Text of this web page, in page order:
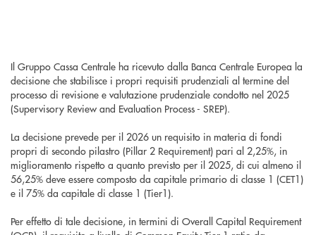
Il Gruppo Cassa Centrale ha ricevuto dalla Banca Centrale Europea la
decisione che stabilisce i propri requisiti prudenziali al termine del
processo di revisione e valutazione prudenziale condotto nel 2025
(Supervisory Review and Evaluation Process - SREP).
La decisione prevede per il 2026 un requisito in materia di fondi
propri di secondo pilastro (Pillar 2 Requirement) pari al 2,25%, in
miglioramento rispetto a quanto previsto per il 2025, di cui almeno il
56,25% deve essere composto da capitale primario di classe 1 (CET1)
e il 75% da capitale di classe 1 (Tier1).
Per effetto di tale decisione, in termini di Overall Capital Requirement